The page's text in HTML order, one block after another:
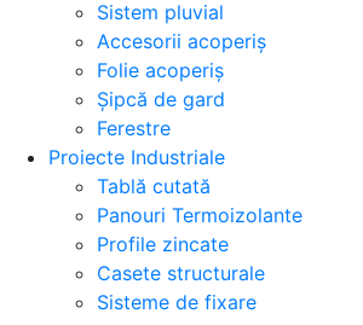
Sistem pluvial
Accesorii acoperiș
Folie acoperiș
Șipcă de gard
Ferestre
Proiecte Industriale
Tablă cutată
Panouri Termoizolante
Profile zincate
Casete structurale
Sisteme de fixare